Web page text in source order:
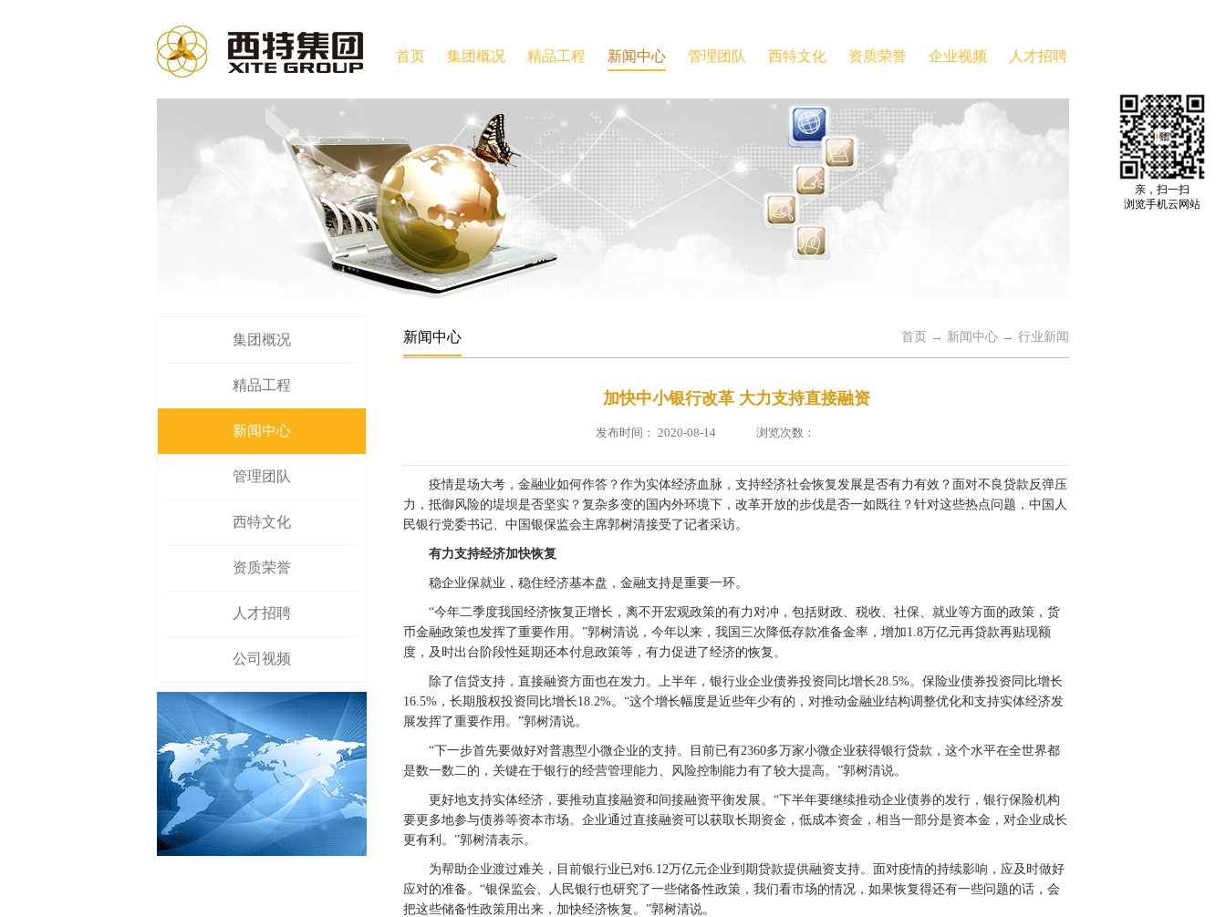
首页 集团概况 精品工程 新闻中心 管理团队 西特文化 资质荣誉 企业视频 人才招聘
集团概况
精品工程
新闻中心
管理团队
西特文化
资质荣誉
人才招聘
公司视频
新闻中心 首页 → 新闻中心 → 行业新闻
加快中小银行改革 大力支持直接融资
发布时间： 2020-08-14 浏览次数：
疫情是场大考，金融业如何作答？作为实体经济血脉，支持经济社会恢复发展是否有力有效？面对不良贷款反弹压
力，抵御风险的堤坝是否坚实？复杂多变的国内外环境下，改革开放的步伐是否一如既往？针对这些热点问题，中国人
民银行党委书记、中国银保监会主席郭树清接受了记者采访。
有力支持经济加快恢复
稳企业保就业，稳住经济基本盘，金融支持是重要一环。
“今年二季度我国经济恢复正增长，离不开宏观政策的有力对冲，包括财政、税收、社保、就业等方面的政策，货
币金融政策也发挥了重要作用。”郭树清说，今年以来，我国三次降低存款准备金率，增加1.8万亿元再贷款再贴现额
度，及时出台阶段性延期还本付息政策等，有力促进了经济的恢复。
除了信贷支持，直接融资方面也在发力。上半年，银行业企业债券投资同比增长28.5%。保险业债券投资同比增长
16.5%，长期股权投资同比增长18.2%。“这个增长幅度是近些年少有的，对推动金融业结构调整优化和支持实体经济发
展发挥了重要作用。”郭树清说。
“下一步首先要做好对普惠型小微企业的支持。目前已有2360多万家小微企业获得银行贷款，这个水平在全世界都
是数一数二的，关键在于银行的经营管理能力、风险控制能力有了较大提高。”郭树清说。
更好地支持实体经济，要推动直接融资和间接融资平衡发展。“下半年要继续推动企业债券的发行，银行保险机构
要更多地参与债券等资本市场。企业通过直接融资可以获取长期资金，低成本资金，相当一部分是资本金，对企业成长
更有利。”郭树清表示。
为帮助企业渡过难关，目前银行业已对6.12万亿元企业到期贷款提供融资支持。面对疫情的持续影响，应及时做好
应对的准备。“银保监会、人民银行也研究了一些储备性政策，我们看市场的情况，如果恢复得还有一些问题的话，会
把这些储备性政策用出来，加快经济恢复。”郭树清说。
亲，扫一扫
浏览手机云网站